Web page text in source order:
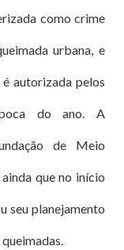
como crime
urbana, e
autorizada pelos
do ano. A
de Meio
que no início
seu planejamento